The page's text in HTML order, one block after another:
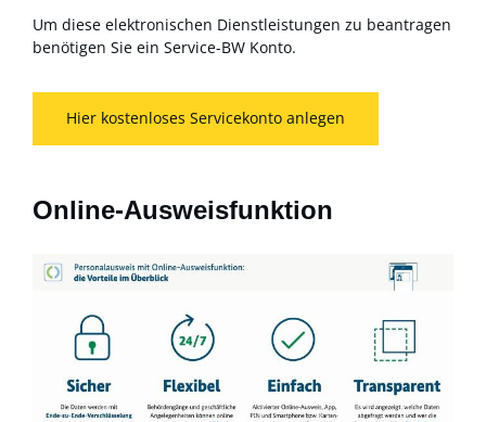
Um diese elektronischen Dienstleistungen zu beantragen
benötigen Sie ein Service-BW Konto.
Hier kostenloses Servicekonto anlegen
Online-Ausweisfunktion